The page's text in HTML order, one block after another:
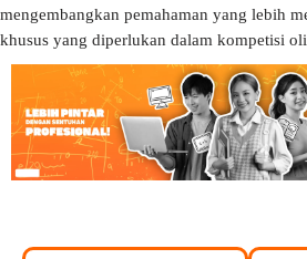
mengembangkan pemahaman yang lebih
khusus yang diperlukan dalam kompetisi